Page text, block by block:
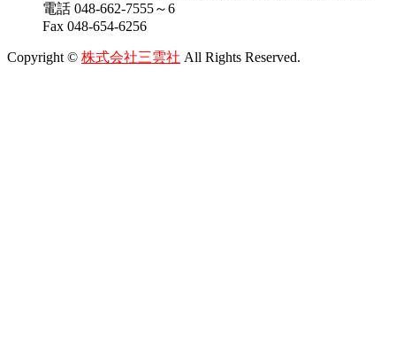
電話 048-662-7555～6
Fax 048-654-6256
Copyright © 株式会社三雲社 All Rights Reserved.